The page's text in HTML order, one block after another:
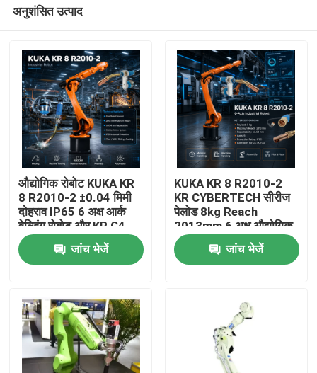
उत्पाद
वीडियो
अनुशंसित उत्पाद
औद्योगिक रोबोट KUKA KR
8 R2010-2 ±0.04 मिमी
दोहराव IP65 6 अक्ष आर्क
वेल्डिंग रोबोट और KR C4
KR C5 KR C5-2 नियंत्रण
कैबिनेट
जांच भेजें
KUKA KR 8 R2010-2
KR CYBERTECH सीरीज
पेलोड 8kg Reach
2013mm 6 अक्ष औद्योगिक
रोबोट TBi RM2 रोबोट
वेल्डिंग टॉर्च जांच भेजें